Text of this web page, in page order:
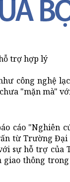
trợ hợp lý
công nghệ
"mặn mà"
cáo "Nghiên
từ Trường Đại
sự hỗ trợ của
thông